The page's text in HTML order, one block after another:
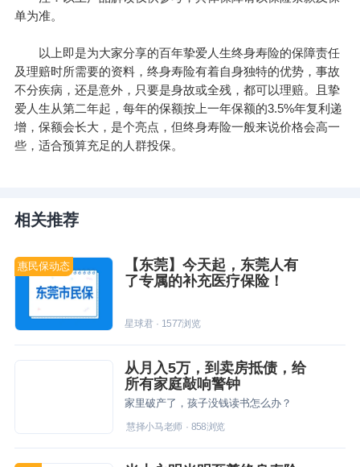
单为准。
以上即是为大家分享的百年挚爱人生终身寿险的保障责任
及理赔时所需要的资料，终身寿险有着自身独特的优势，事故
不分疾病，还是意外，只要是身故或全残，都可以理赔。且挚
爱人生从第二年起，每年的保额按上一年保额的3.5%年复利递
增，保额会长大，是个亮点，但终身寿险一般来说价格会高一
些，适合预算充足的人群投保。
相关推荐
惠民保动态
【东莞】今天起，东莞人有
了专属的补充医疗保险！
星球君· 1577浏览
从月入5万，到卖房抵债，给
所有家庭敲响警钟
家里破产了，孩子没钱读书怎么办？
慧择小马老师· 858浏览